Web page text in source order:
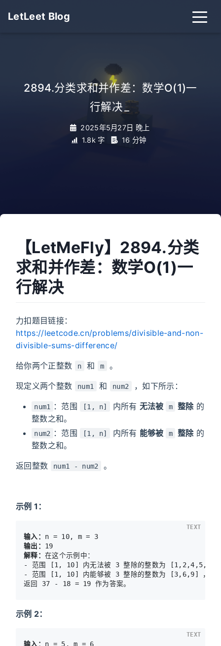
LetLeet Blog
2894.分类求和并作差：数学O(1)一
行解决 _
2025年5月27日 晚上
1.8k 字
16 分钟
【LetMeFly】2894.分类
求和并作差：数学O(1)一
行解决
力扣题目链接：
https://leetcode.cn/problems/divisible-and-non-
divisible-sums-difference/
给你两个正整数 n 和 m 。
现定义两个整数 num1 和 num2 ，如下所示：
num1 ：范围 [1, n] 内所有 无法被 m 整除的
整数之和。
num2 ：范围 [1, n] 内所有 能够被 m 整除的
整数之和。
返回整数 num1 - num2 。
示例 1：
输入：
输出：
解释： 在这个示例中：
- 范围 [1, 10] 内无法被 3 整除的整数为
- 范围 [1, 10] 内能够被 3 整除的整数为 [3,6,9] ，
TEXT
示例 2：
输入：
TEXT